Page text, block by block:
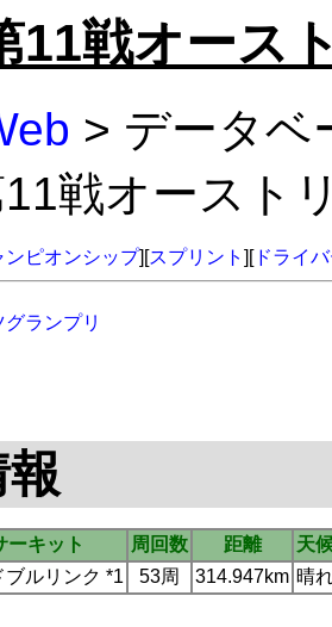
11戦オース
> データ
戦オースト
ンピオンシップ][スプリント ][ドライ
ランプリ
ーキット 周回数 距離
天
ブルリンク *1 53周 314.947km 晴